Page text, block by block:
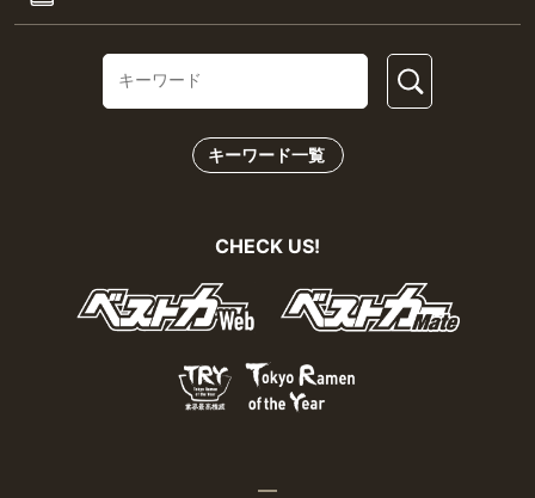
キーワード一覧
CHECK US!